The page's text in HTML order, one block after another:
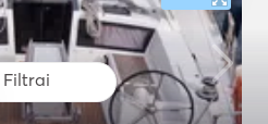
Filtrai